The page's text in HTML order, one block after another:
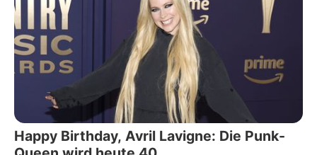
Happy Birthday, Avril Lavigne: Die Punk-